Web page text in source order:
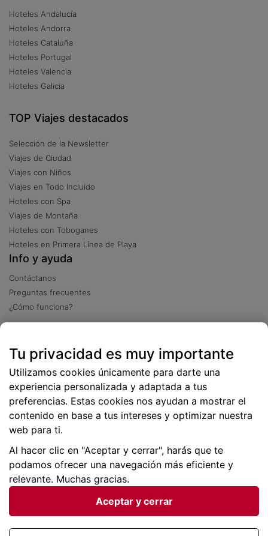
Hoteles Andalucía
Hoteles Andorra
Hoteles Cataluña
Hoteles Portugal
Hoteles Valencia
Hoteles Galicia
TOP Viajes destacados
Selección de la Newsletter
Viajes de Ciudad
Viajes con Niños
Viajes en Todo Incluido
Hoteles con Spa
Viajes de Montaña
Hoteles con Toboganes
Hoteles en Primera Línea de Playa
Info y ayuda
Contáctanos
Preguntas frecuentes
¿Cómo funciona?
Más de 2 millones de descargas
Condiciones generales |Privacidad de datos | Política
Tu privacidad es muy importante
Utilizamos cookies únicamente para darte una
experiencia personalizada y adaptada a tus
preferencias. Estas cookies nos ayudan a mostrar el
contenido en base a tus intereses y optimizar nuestra
web para ti.
Al hacer clic en "Aceptar y cerrar", harás que te
podamos ofrecer una navegación más eficiente y
relevante. Muchas gracias.
Aceptar y cerrar